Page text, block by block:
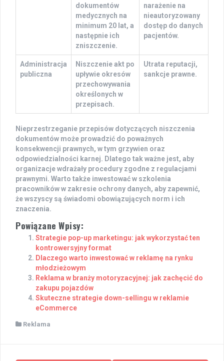
dokumentów
medycznych na
minimum 20 lat, a
następnie ich
zniszczenie.
narażenie na
nieautoryzowany
dostęp do danych
pacjentów.
Administracja
publiczna
Niszczenie akt po
upływie okresów
przechowywania
określonych w
przepisach.
Utrata reputacji,
sankcje prawne.
Nieprzestrzeganie przepisów dotyczących niszczenia
dokumentów może prowadzić do poważnych
konsekwencji prawnych, w tym grzywien oraz
odpowiedzialności karnej. Dlatego tak ważne jest, aby
organizacje wdrażały procedury zgodne z regulacjami
prawnymi. Warto także inwestować w szkolenia
pracowników w zakresie ochrony danych, aby zapewnić,
że wszyscy są świadomi obowiązujących norm i ich
znaczenia.
Powiązane Wpisy:
Strategie pop-up marketingu: jak wykorzystać ten
kontrowersyjny format
Dlaczego warto inwestować w reklamę na rynku
młodzieżowym
Reklama w branży motoryzacyjnej: jak zachęcić do
zakupu pojazdów
Skuteczne strategie down-sellingu w reklamie
eCommerce
Reklama